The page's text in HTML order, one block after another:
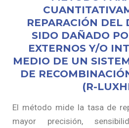
REPARACIÓN DEL
SIDO DAÑADO
EXTERNOS Y/O
MEDIO DE UN
DE
(R-
El método mide la tasa de
mayor precisión,